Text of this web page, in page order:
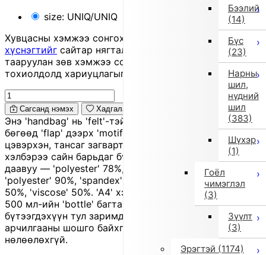
Бээлий
(14)
Бүс
(23)
Нарны
шил,
нүдний
шил
(383)
Шүхэр
(1)
Гоёл
чимэглэл
(3)
Зүүлт
(3)
Эрэгтэй (1174)
size: UNIQ/UNIQ
Хувцасны хэмжээ сонгохдоо
хэмжээ сонгох
хүснэгтийг сайтар нягталж, биеийн хэмжээтэйгээ
тааруулан зөв хэмжээ сонгоно уу, хувцас таарахгүй
тохиолдолд хариуцлагыг захиалагч өөрөө хүлээнэ.
Сагсанд нэмэх Хадгалах
Энэ 'handbag' нь 'felt'-тэй төстэй материалтай
бөгөөд 'flap' дээрх 'motif' нь гол акцент болсон
цэвэрхэн, тансаг загвартай. Авсаархан хэмжээтэй ч
хэлбэрээ сайн барьдаг бүтэцтэй. Материал: 1-р
даавуу — 'polyester' 78%, 'viscose' 22%; 2-р даавуу —
'polyester' 90%, 'spandex' 10%; доторлогоо — 'acetate'
50%, 'viscose' 50%. 'A4' хэмжээтэй цаас, урт түрийвч,
500 мл-ийн 'bottle' багтахгүй. Импортын сонгомол
бүтээгдэхүүн тул заримдаа брэндийн шошго эсвэл
арчилгааны шошго байхгүй байж болох ч чанарт
нөлөөлөхгүй.